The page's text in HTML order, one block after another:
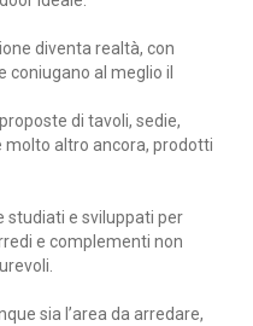
diventa realtà, con
coniugano al meglio il
di tavoli, sedie,
molto altro ancora, prodotti
studiati e sviluppati per
e complementi non
sia l’area da arredare,